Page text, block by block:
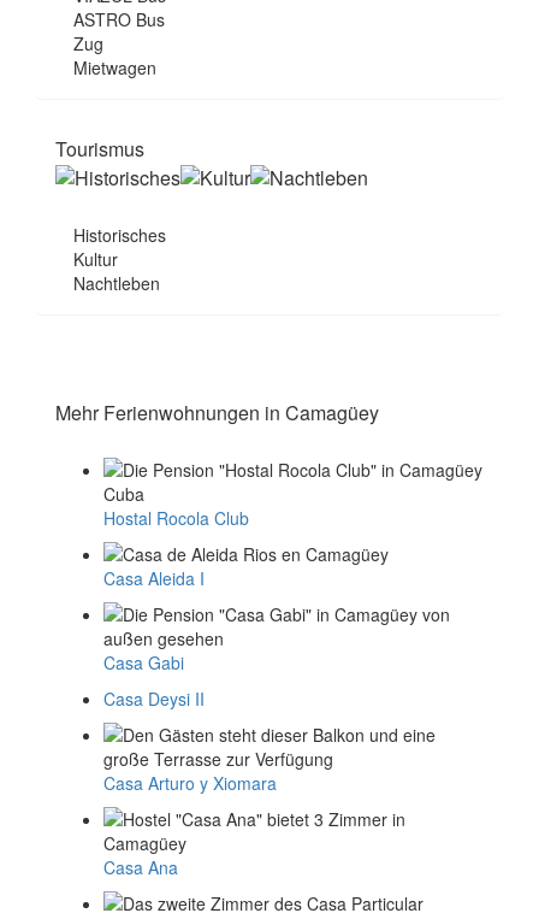
ASTRO Bus
Zug
Mietwagen
Tourismus
Historisches
Kultur
Nachtleben
Mehr Ferienwohnungen in Camagüey
Hostal Rocola Club
Casa Aleida I
Casa Gabi
Casa Deysi II
Casa Arturo y Xiomara
Casa Ana